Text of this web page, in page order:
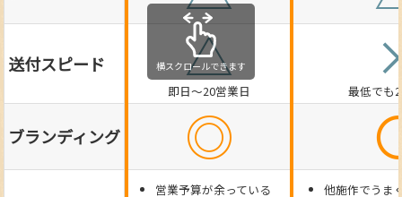
送付スピード △
即日～20営業日 最低でも
ブランディング ◎
営業予算が余っている
他施作でうま
横スクロールできます